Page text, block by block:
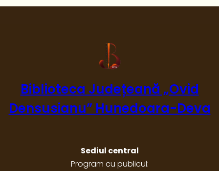
Biblioteca Județeană „Ovid
Densusianu” Hunedoara-Deva
Sediul central
Program cu publicul: